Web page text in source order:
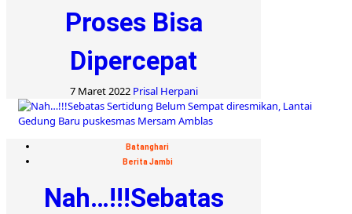
Proses Bisa
Dipercepat
7 Maret 2022 Prisal Herpani
Batanghari
Berita Jambi
Nah…!!!Sebatas